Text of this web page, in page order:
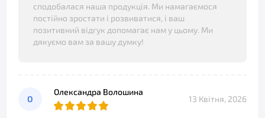
сподобалася наша продукція. Ми намагаємося
постійно зростати і розвиватися, і ваш
позитивний відгук допомагає нам у цьому. Ми
дякуємо вам за вашу думку!
О
Олександра Волошина
13 Квітня, 2026